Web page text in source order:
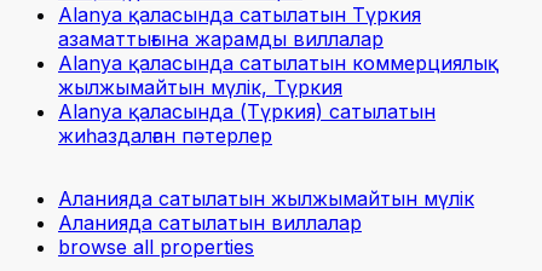
Alanya қаласында сатылатын Түркия
азаматтығына жарамды виллалар
Alanya қаласында сатылатын коммерциялық
жылжымайтын мүлік, Түркия
Alanya қаласында (Түркия) сатылатын
жиһаздалған пәтерлер
Аланияда сатылатын жылжымайтын мүлік
Аланияда сатылатын виллалар
browse all properties